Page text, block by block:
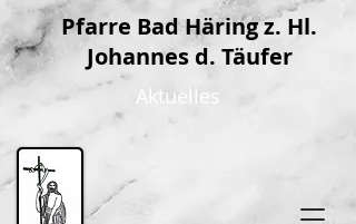
Pfarre Bad Häring z. Hl.
Johannes d. Täufer
Aktuelles